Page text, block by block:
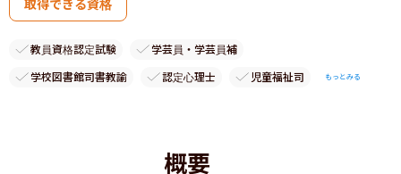
教員資格認定試験
学芸員・学芸員補
学校図書館司書教諭
認定心理士 児童福祉司 もっとみる
概要